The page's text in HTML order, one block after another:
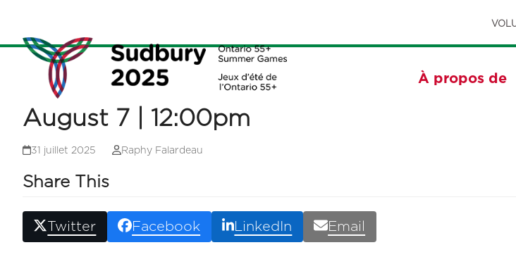
content
À propos de
August 7 | 12:00pm
31 juillet 2025 Raphy Falardeau
Share This
Twitter Facebook LinkedIn Email